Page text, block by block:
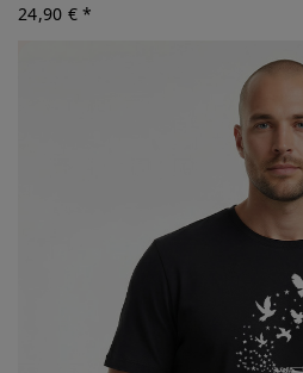
24,90 € *